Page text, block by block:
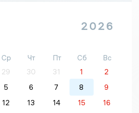
2026
Ср Чт Пт Сб
Вс
29 30 31 1
2
5 6 7 8
9
12 13 14 15
16